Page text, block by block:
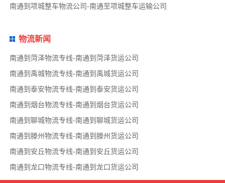
南通到项城整车物流公司-南通至项城整车运输公司
物流新闻
南通到菏泽物流专线-南通到菏泽货运公司
南通到禹城物流专线-南通到禹城货运公司
南通到泰安物流专线-南通到泰安货运公司
南通到烟台物流专线-南通到烟台货运公司
南通到聊城物流专线-南通到聊城货运公司
南通到滕州物流专线-南通到滕州货运公司
南通到安丘物流专线-南通到安丘货运公司
南通到龙口物流专线-南通到龙口货运公司